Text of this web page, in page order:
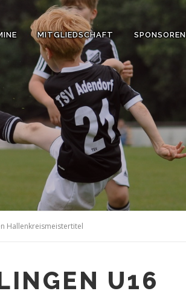
MITGLIEDSCHAFT SPONSOREN
Hallenkreismeistertitel
U16